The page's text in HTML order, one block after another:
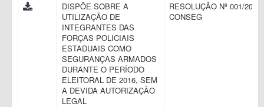
DISPÕE SOBRE A
UTILIZAÇÃO DE
INTEGRANTES DAS
FORÇAS POLICIAIS
ESTADUAIS COMO
SEGURANÇAS ARMADOS
DURANTE O PERÍODO
ELEITORAL DE 2016, SEM
A DEVIDA AUTORIZAÇÃO
LEGAL
RESOLUÇÃO Nº 001/2016
CONSEG